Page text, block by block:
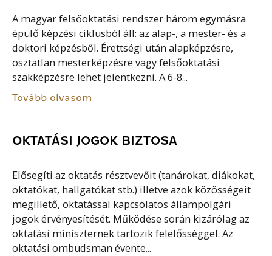
A magyar felsőoktatási rendszer három egymásra
épülő képzési ciklusból áll: az alap-, a mester- és a
doktori képzésből. Érettségi után alapképzésre,
osztatlan mesterképzésre vagy felsőoktatási
szakképzésre lehet jelentkezni. A 6-8...
Tovább olvasom
OKTATÁSI JOGOK BIZTOSA
Elősegíti az oktatás résztvevőit (tanárokat, diákokat,
oktatókat, hallgatókat stb.) illetve azok közösségeit
megillető, oktatással kapcsolatos állampolgári
jogok érvényesítését. Működése során kizárólag az
oktatási miniszternek tartozik felelősséggel. Az
oktatási ombudsman évente...